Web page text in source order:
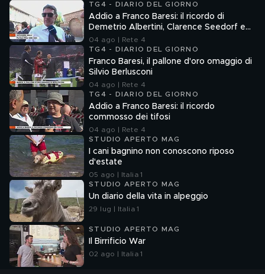
TG4 - DIARIO DEL GIORNO
Addio a Franco Baresi: il ricordo di
Demetrio Albertini, Clarence Seedorf e
Giovanni Galli
04 ago | Rete 4
TG4 - DIARIO DEL GIORNO
Franco Baresi, il pallone d'oro omaggio di
Silvio Berlusconi
04 ago | Rete 4
TG4 - DIARIO DEL GIORNO
Addio a Franco Baresi: il ricordo
commosso dei tifosi
04 ago | Rete 4
STUDIO APERTO MAG
I cani bagnino non conoscono riposo
d'estate
05 ago | Italia 1
STUDIO APERTO MAG
Un diario della vita in alpeggio
29 lug | Italia 1
STUDIO APERTO MAG
Il Birrificio War
02 ago | Italia 1